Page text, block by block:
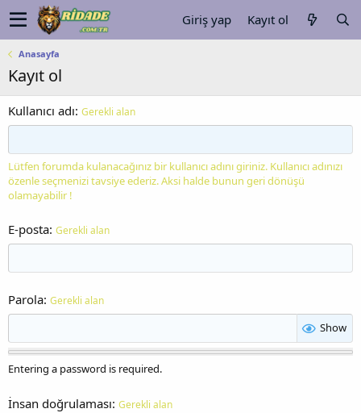
Giriş yap Kayıt ol
Anasayfa
Kayıt ol
Kullanıcı adı Gerekli alan
Lütfen forumda kulanacağınız bir kullanıcı adını giriniz. Kullanıcı adınızı
özenle seçmenizi tavsiye ederiz. Aksi halde bunun geri dönüşü
olamayabilir !
E-posta Gerekli alan
Parola Gerekli alan
Show
Entering a password is required.
İnsan doğrulaması Gerekli alan